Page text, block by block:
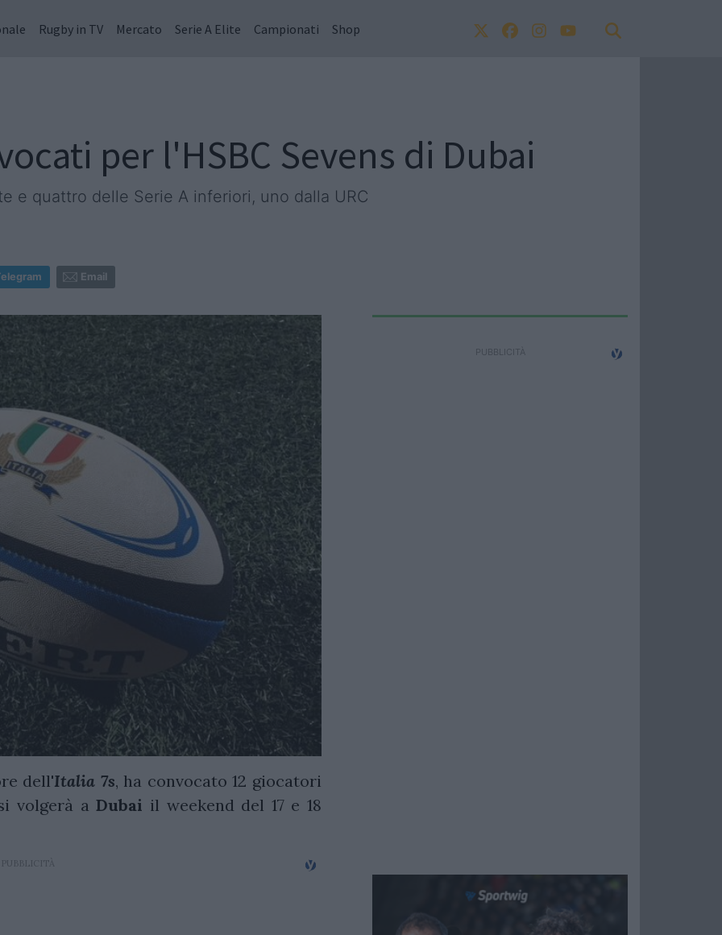
Rugby in TV Mercato Serie A Elite Campionati Shop
per l'HSBC Sevens di Dubai
e quattro delle Serie A inferiori, uno dalla URC
Email
dell'Italia 7s, ha convocato 12 giocatori
volgerà aDubai il weekend del 17 e 18